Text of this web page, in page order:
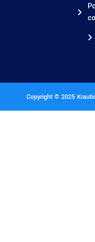
Copyright © 2025